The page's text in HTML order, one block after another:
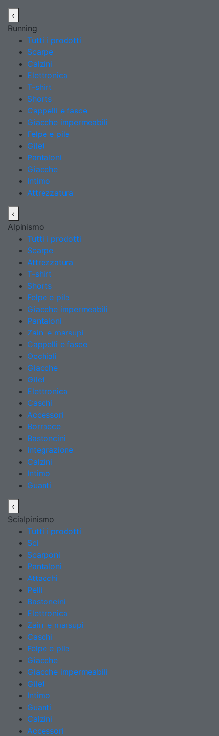
‹
Running
Tutti i prodotti
Scarpe
Calzini
Elettronica
T-shirt
Shorts
Cappelli e fasce
Giacche impermeabili
Felpe e pile
Gilet
Pantaloni
Giacche
Intimo
Attrezzatura
‹
Alpinismo
Tutti i prodotti
Scarpe
Attrezzatura
T-shirt
Shorts
Felpe e pile
Giacche impermeabili
Pantaloni
Zaini e marsupi
Cappelli e fasce
Occhiali
Giacche
Gilet
Elettronica
Caschi
Accessori
Borracce
Bastoncini
Integrazione
Calzini
Intimo
Guanti
‹
Scialpinismo
Tutti i prodotti
Sci
Scarponi
Pantaloni
Attacchi
Pelli
Bastoncini
Elettronica
Zaini e marsupi
Caschi
Felpe e pile
Giacche
Giacche impermeabili
Gilet
Intimo
Guanti
Calzini
Accessori